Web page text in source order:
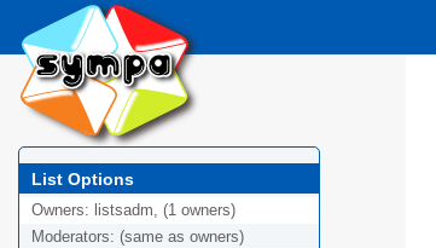
List Options
Owners: listsadm, (1 owners)
Moderators: (same as owners)